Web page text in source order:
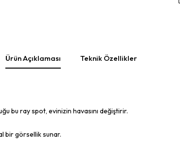
Ürün Açıklaması Teknik Özellikler
bu ray spot, evinizin havasını değiştirir.
bir görsellik sunar.